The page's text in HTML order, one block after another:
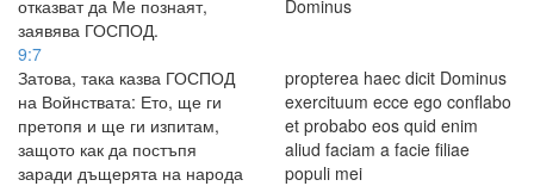
отказват да Ме познаят,
заявява ГОСПОД.
Dominus
9:7
Затова, така казва ГОСПОД
на Войнствата: Ето, ще ги
претопя и ще ги изпитам,
защото как да постъпя
заради дъщерята на народа
propterea haec dicit Dominus
exercituum ecce ego conflabo
et probabo eos quid enim
aliud faciam a facie filiae
populi mei